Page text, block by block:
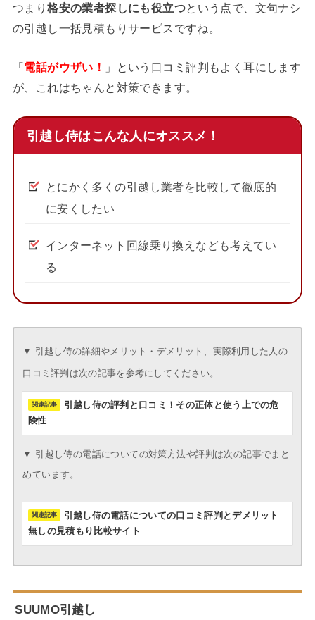
つまり格安の業者探しにも役立つという点で、文句ナシ
の引越し一括見積もりサービスですね。
「電話がウザい！
」という口コミ評判もよく耳にします
が、これはちゃんと対策できます。
引越し侍はこんな人にオススメ！
とにかく多くの引越し業者を比較して徹底的
に安くしたい
インターネット回線乗り換えなども考えてい
る
▼ 引越し侍の詳細やメリット・デメリット、実際利用した人の
口コミ評判は次の記事を参考にしてください。
引越し侍の評判と口コミ！その正体と使う上での危
険性
▼ 引越し侍の電話についての対策方法や評判は次の記事でまと
めています。
引越し侍の電話についての口コミ評判とデメリット
無しの見積もり比較サイト
SUUMO引越し